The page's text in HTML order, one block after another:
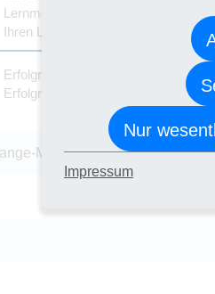
Lernmöglichkeiten und erleben Sie
Ihren Lehrgang abwechslungsreich
Erfolgreiche Bearbeitung
Erfolgreiche Bearbeitung
Management
Nur
Impressum